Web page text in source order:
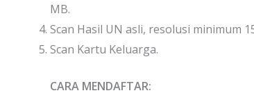
MB.
Scan Hasil UN asli, resolusi minimum
Scan Kartu Keluarga.
CARA MENDAFTAR: